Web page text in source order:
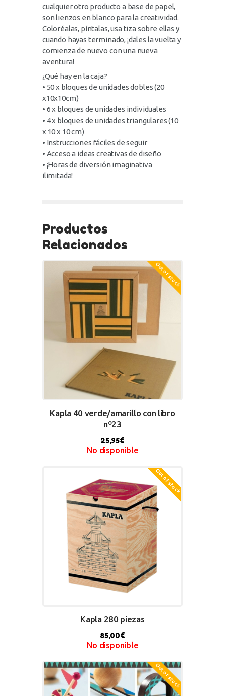
cualquier otro producto a base de papel,
son lienzos en blanco para la creatividad.
Coloréalas, píntalas, usa tiza sobre ellas y
cuando hayas terminado, ¡dales la vuelta y
comienza de nuevo con una nueva
aventura!
¿Qué hay en la caja?
• 50 x bloques de unidades dobles (20
x10x10cm)
• 6 x bloques de unidades individuales
• 4 x bloques de unidades triangulares (10
x 10 x 10 cm)
• Instrucciones fáciles de seguir
• Acceso a ideas creativas de diseño
• ¡Horas de diversión imaginativa
ilimitada!
Productos
Relacionados
Out of stock
Kapla 40 verde/amarillo con libro
nº23
25,95€
No disponible
Out of stock
BUY NOW
Kapla 280 piezas
85,00€
No disponible
Out of stock